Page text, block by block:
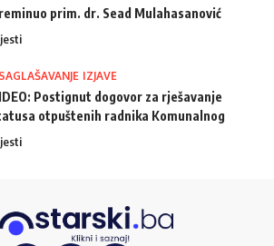
prim. dr. Sead Mulahasanović
IZJAVE
Postignut dogovor za rješavanje
otpuštenih radnika Komunalnog